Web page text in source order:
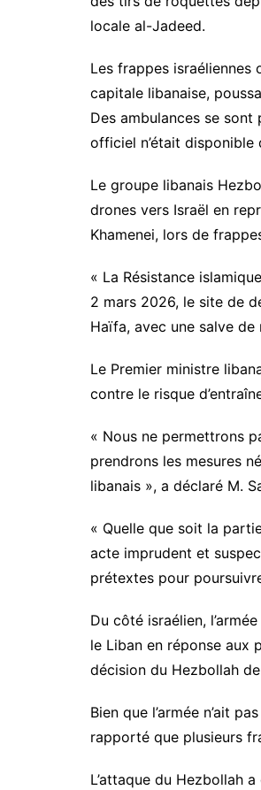
locale al-Jadeed.
Les frappes israéliennes
capitale libanaise,
Des ambulances se
officiel n’était disponible
Le groupe libanais
drones vers Israël en
Khamenei, lors de
« La Résistance
2 mars 2026, le site de
Haïfa, avec une salve
Le Premier ministre
contre le risque
« Nous ne permettrons
prendrons les mesures
libanais », a déclaré M.
« Quelle que soit la
acte imprudent et
prétextes pour
Du côté israélien,
le Liban en réponse aux
décision du Hezbollah
Bien que l’armée n’ait
rapporté que plusieurs
L’attaque du Hezbollah